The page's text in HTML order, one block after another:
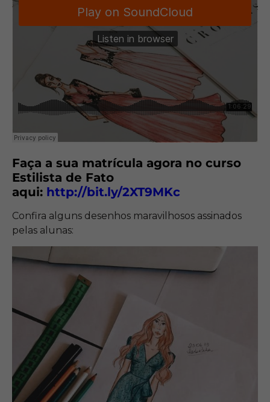
Faça a sua matrícula agora no curso
Estilista de Fato
aqui: http://bit.ly/2XT9MKc
Confira alguns desenhos maravilhosos assinados
pelas alunas: